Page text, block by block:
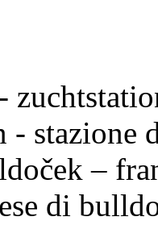
- stazione
–
di